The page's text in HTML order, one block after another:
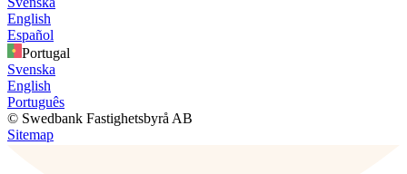
English
Español
Portugal
Svenska
English
Português
© Swedbank Fastighetsbyrå AB
Sitemap